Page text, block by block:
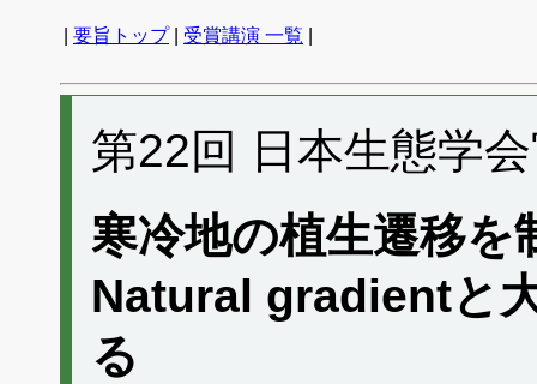
要旨トップ| 受賞講演 一覧
第22回 日本生態学
寒冷地の植生遷移を
Natural gradientと
る